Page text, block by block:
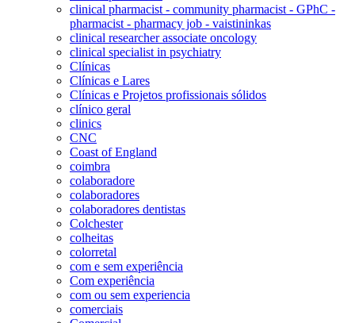
clinical pharmacist - community pharmacist - GPhC -
pharmacist - pharmacy job - vaistininkas
clinical researcher associate oncology
clinical specialist in psychiatry
Clínicas
Clínicas e Lares
Clínicas e Projetos profissionais sólidos
clínico geral
clinics
CNC
Coast of England
coimbra
colaboradore
colaboradores
colaboradores dentistas
Colchester
colheitas
colorretal
com e sem experiência
Com experiência
com ou sem experiencia
comerciais